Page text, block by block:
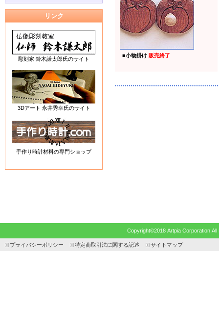
■小物掛け 販売終了
リンク
彫刻家 鈴木謙太郎氏のサイト
3Dアート 永井秀幸氏のサイト
手作り時計材料の専門ショップ
Copyright©2018 Artpia Corporation
プライバシーポリシー 特定商取引法に関する記述 サイトマップ